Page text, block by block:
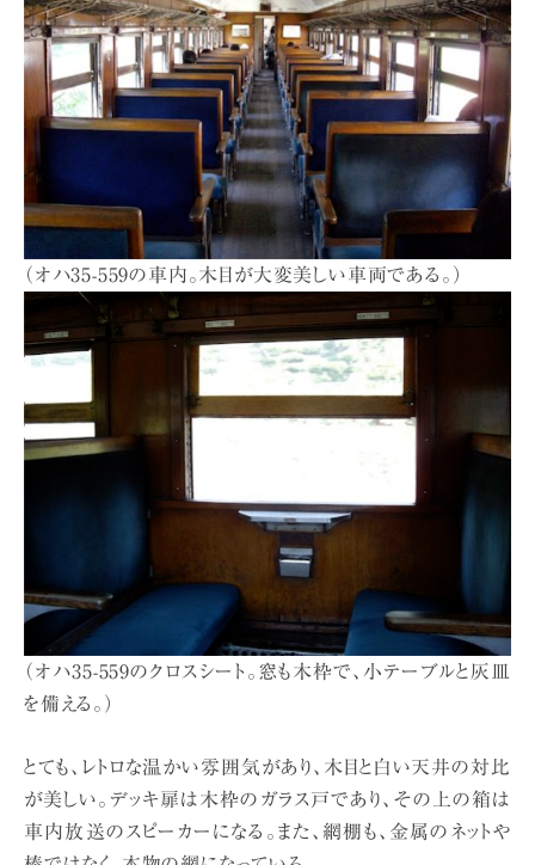
（オハ35-559の車内。木目が大変美しい車両である。）
（オハ35-559のクロスシート。窓も木枠で、小テーブルと灰皿
を備える。）
とても、レトロな温かい雰囲気があり、木目と白い天井の対比
が美しい。デッキ扉は木枠のガラス戸であり、その上の箱は
車内放送のスピーカーになる。また、網棚も、金属のネットや